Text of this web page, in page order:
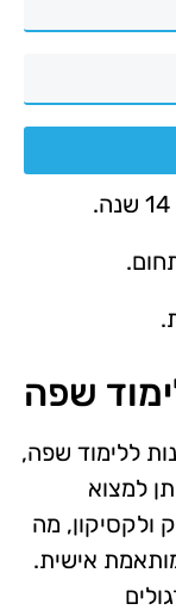
שפה
ללימוד שפה,
למצוא
ולקסיקון, מה
אישית.